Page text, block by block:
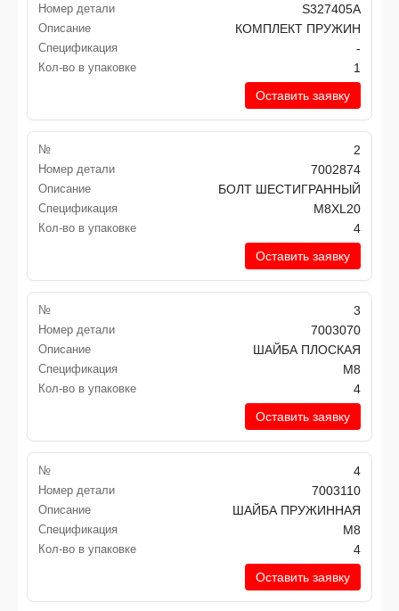
Номер детали S327405A
Описание КОМПЛЕКТ ПРУЖИН
Спецификация -
Кол-во в упаковке
1
Оставить заявку
№ 2
Номер детали 7002874
Описание БОЛТ ШЕСТИГРАННЫЙ
Спецификация M8XL20
Кол-во в упаковке
4
Оставить заявку
№ 3
Номер детали 7003070
Описание ШАЙБА ПЛОСКАЯ
Спецификация M8
Кол-во в упаковке
4
Оставить заявку
№ 4
Номер детали 7003110
Описание ШАЙБА ПРУЖИННАЯ
Спецификация M8
Кол-во в упаковке
4
Оставить заявку